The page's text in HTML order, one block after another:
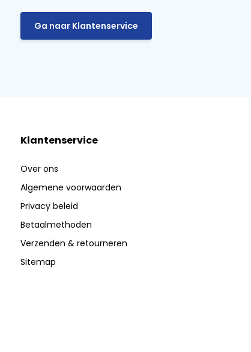
Ga naar Klantenservice
Klantenservice
Over ons
Algemene voorwaarden
Privacy beleid
Betaalmethoden
Verzenden & retourneren
Sitemap